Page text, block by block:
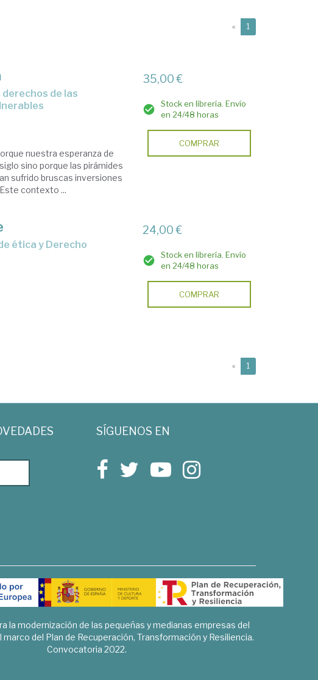
« 1
nuestra esperanza de
sino porque las pirámides
sufrido bruscas inversiones
contexto ...
35,00 €
Stock en librería. Envío
en 24/48 horas
COMPRAR
ética y Derecho
24,00 €
Stock en librería. Envío
en 24/48 horas
COMPRAR
« 1
SÍGUENOS EN
la modernización de las pequeñas y medianas empresas del
del Plan de Recuperación, Transformación y Resiliencia.
Convocatoria 2022.